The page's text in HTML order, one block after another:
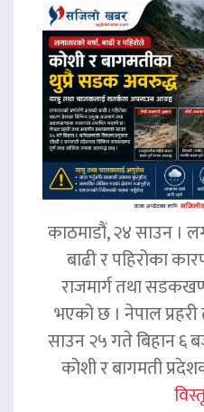
काठमाडौं, २४ साउन ।
बाढी र पहिरोका
राजमार्ग तथा
भएको छ । नेपाल
साउन २५ गते बिहान ६
कोशी र बागमती